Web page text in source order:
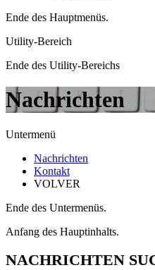
Ende des Hauptmenüs.
Utility-Bereich
Ende des Utility-Bereichs
Nachrichten
Untermenü
Nachrichten
Kontakt
VOLVER
Ende des Untermenüs.
Anfang des Hauptinhalts.
NACHRICHTEN